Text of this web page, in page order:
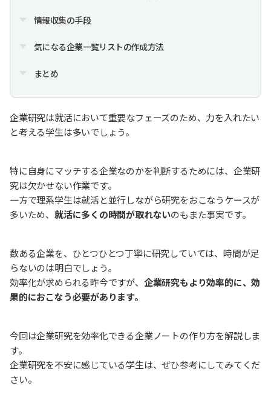
情報収集の手段
気になる企業一覧リストの作成方法
まとめ
企業研究は就活において重要なフェーズのため、力を入れたい
と考える学生は多いでしょう。
特に自身にマッチする企業なのかを判断するためには、企業研
究は欠かせない作業です。
一方で理系学生は就活と並行しながら研究をおこなうケースが
多いため、 就活に多くの時間が取れないのもまた事実です。
数ある企業を、ひとつひとつ丁寧に研究していては、時間が足
らないのは明白でしょう。
効率化が求められる昨今ですが、 企業研究もより効率的に、効
果的におこなう必要があります。
今回は企業研究を効率化できる企業ノートの作り方を解説しま
す。
企業研究を不安に感じている学生は、ぜひ参考にしてみてくだ
さい。